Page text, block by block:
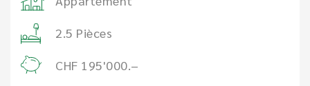
2.5 Pièces
CHF 195'000.–